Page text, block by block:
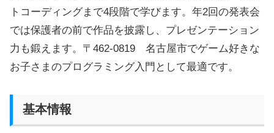
トコーディングまで4段階で学びます。年2回の発表会
では保護者の前で作品を披露し、プレゼンテーション
力も鍛えます。〒462-0819 名古屋市でゲーム好きな
お子さまのプログラミング入門として最適です。
基本情報